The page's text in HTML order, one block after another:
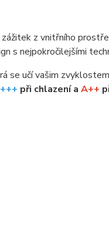
z vnitřního
s nejpokročilejšími
se učí vašim
při chlazení a A++